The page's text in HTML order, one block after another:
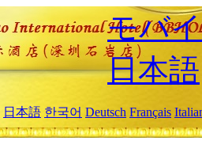
モバ
日本語
日本語 한국어 Deutsch Français